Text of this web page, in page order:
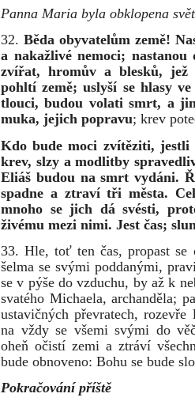
Panna Maria byla obklopena
32. Běda obyvatelům země!
a nakažlivé nemoci;
zvířat, hromův a blesků, jež
pohltí země; uslyší se hlasy
tlouci, budou volati smrt, a
muka, jejich popravu; krev
Kdo bude moci zvítěziti, jestli
krev, slzy a modlitby
Eliáš budou na smrt vydáni.
spadne a ztraví tři města.
mnoho se jich dá svésti,
živému mezi nimi. Jest čas;
33. Hle, toť ten čas, propast
šelma se svými poddanými,
se v pýše do vzduchu, by až k
svatého Michaela, archanděla;
ustavičných převratech,
na vždy se všemi svými do
oheň očistí zemi a ztráví
bude obnoveno: Bohu se bude
Pokračování příště